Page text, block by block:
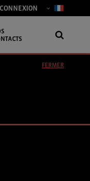
CONNEXION
FERMER